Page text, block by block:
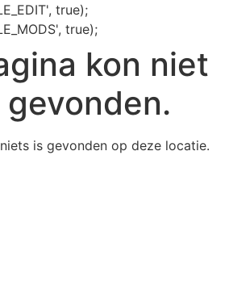
true);
true);
kon niet
is gevonden op deze locatie.